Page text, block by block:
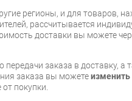
регионы, и для товаров,
рассчитывается
доставки вы можете
заказа в доставку, а
заказа вы можете
покупки.